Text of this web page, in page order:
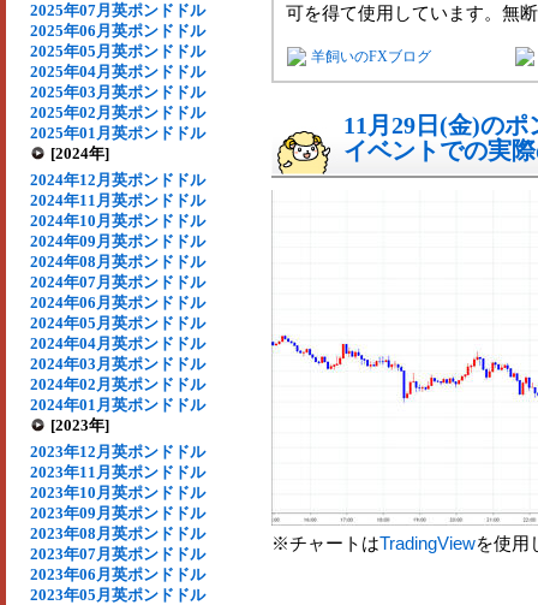
2025年07月英ポンドドル
2025年06月英ポンドドル
2025年05月英ポンドドル
2025年04月英ポンドドル
2025年03月英ポンドドル
2025年02月英ポンドドル
2025年01月英ポンドドル
[2024年]
2024年12月英ポンドドル
2024年11月英ポンドドル
2024年10月英ポンドドル
2024年09月英ポンドドル
2024年08月英ポンドドル
2024年07月英ポンドドル
2024年06月英ポンドドル
2024年05月英ポンドドル
2024年04月英ポンドドル
2024年03月英ポンドドル
2024年02月英ポンドドル
2024年01月英ポンドドル
[2023年]
2023年12月英ポンドドル
2023年11月英ポンドドル
2023年10月英ポンドドル
2023年09月英ポンドドル
2023年08月英ポンドドル
2023年07月英ポンドドル
2023年06月英ポンドドル
2023年05月英ポンドドル
可を得て使用しています。無
羊飼いのFXブログ
11月29日(金)の
イベントでの実
※チャートはTradingViewを使用